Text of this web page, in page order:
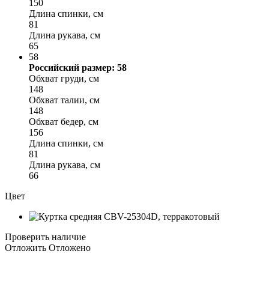
150
Длина спинки, см
81
Длина рукава, см
65
58
Российский размер: 58
Обхват груди, см
148
Обхват талии, см
148
Обхват бедер, см
156
Длина спинки, см
81
Длина рукава, см
66
Цвет
Проверить наличие
Отложить Отложено